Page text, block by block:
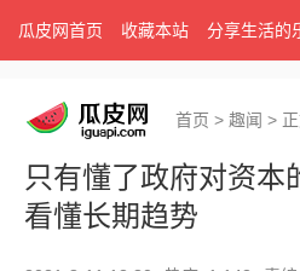
瓜皮网首页 收藏本站 分享生活的
首页 > 趣闻 >
只有懂了政府对资本
看懂长期趋势